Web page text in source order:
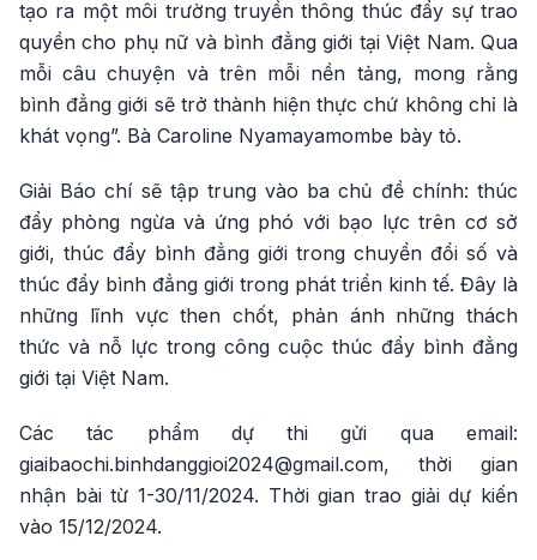
tạo ra một môi trường truyền thông thúc đẩy sự trao
quyền cho phụ nữ và bình đẳng giới tại Việt Nam. Qua
mỗi câu chuyện và trên mỗi nền tảng, mong rằng
bình đẳng giới sẽ trở thành hiện thực chứ không chỉ là
khát vọng”. Bà Caroline Nyamayamombe bày tỏ.
Giải Báo chí sẽ tập trung vào ba chủ đề chính: thúc
đẩy phòng ngừa và ứng phó với bạo lực trên cơ sở
giới, thúc đẩy bình đẳng giới trong chuyển đổi số và
thúc đẩy bình đẳng giới trong phát triển kinh tế. Đây là
những lĩnh vực then chốt, phản ánh những thách
thức và nỗ lực trong công cuộc thúc đẩy bình đẳng
giới tại Việt Nam.
Các tác phẩm dự thi gửi qua email:
giaibaochi.binhdanggioi2024@gmail.com, thời gian
nhận bài từ 1-30/11/2024. Thời gian trao giải dự kiến
vào 15/12/2024.